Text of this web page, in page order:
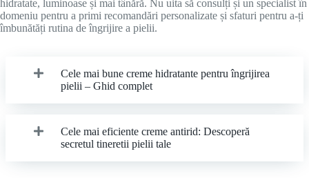
hidratate, luminoase și mai tânără. Nu uita să consulți și un specialist în
domeniu pentru a primi recomandări personalizate și sfaturi pentru a-ți
îmbunătăți rutina de îngrijire a pielii.
Cele mai bune creme hidratante pentru îngrijirea
pielii – Ghid complet
Cele mai eficiente creme antirid: Descoperă
secretul tineretii pielii tale